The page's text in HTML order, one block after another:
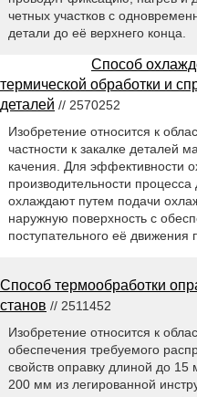
четных участков с
детали до её верхнего конца.
Способ
термической обработки и
деталей // 2570252
Изобретение относится к
частности к закалке деталей
качения. Для эффективности
производительности
охлаждают путем подачи
наружную поверхность с
поступательного её движения
Способ термообработки
станов // 2511452
Изобретение относится к
обеспечения требуемого
свойств оправку длиной до
200 мм из легированной